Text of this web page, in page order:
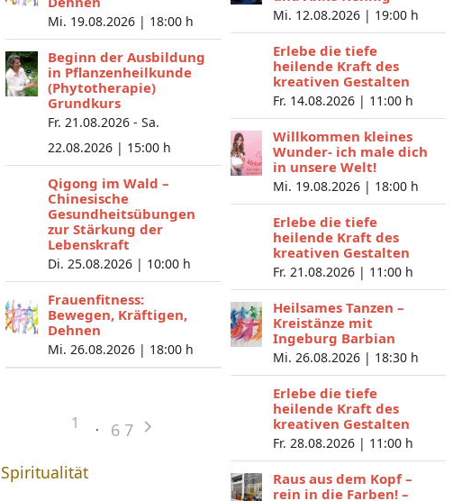
Mi. 19.08.2026 | 18:00 h
Beginn der Ausbildung
in Pflanzenheilkunde
(Phytotherapie)
Grundkurs
Fr. 21.08.2026 - Sa.
22.08.2026 | 15:00 h
Qigong im Wald –
Chinesische
Gesundheitsübungen
zur Stärkung der
Lebenskraft
Di. 25.08.2026 | 10:00 h
Frauenfitness:
Bewegen, Kräftigen,
Dehnen
Mi. 26.08.2026 | 18:00 h
1 6 7
Spiritualität
Mi. 12.08.2026 | 19:00 h
Erlebe die tiefe
heilende Kraft des
kreativen Gestalten
Fr. 14.08.2026 | 11:00 h
Willkommen kleines
Wunder- ich male dich
in unsere Welt!
Mi. 19.08.2026 | 18:00 h
Erlebe die tiefe
heilende Kraft des
kreativen Gestalten
Fr. 21.08.2026 | 11:00 h
Heilsames Tanzen –
Kreistänze mit
Ingeburg Barbian
Mi. 26.08.2026 | 18:30 h
Erlebe die tiefe
heilende Kraft des
kreativen Gestalten
Fr. 28.08.2026 | 11:00 h
Raus aus dem Kopf –
rein in die Farben! –